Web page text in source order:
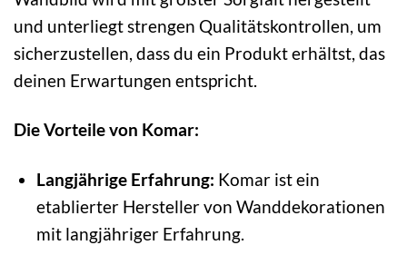
und unterliegt strengen Qualitätskontrollen, um
sicherzustellen, dass du ein Produkt erhältst, das
deinen Erwartungen entspricht.
Die Vorteile von Komar:
Langjährige Erfahrung: Komar ist ein
etablierter Hersteller von Wanddekorationen
mit langjähriger Erfahrung.